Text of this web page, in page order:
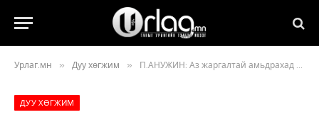
Урлаг.мн » Дуу хөгжим » П.АНУЖИН: Аз жаргалтай амьдрахад тийм их зүйл хэрэггүй
ДУУ ХӨГЖИМ